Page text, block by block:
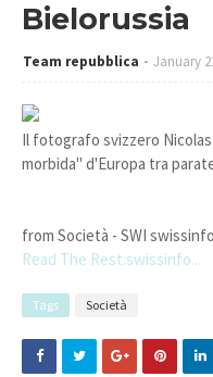
Bielorussia
Team repubblica January
Il fotografo svizzero
morbida" d'Europa tra
from Società - SWI
Read The Rest:swissinfo...
Tags Società